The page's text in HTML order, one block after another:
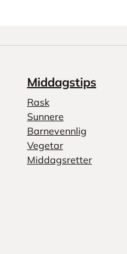
Middagstips
Rask
Sunnere
Barnevennlig
Vegetar
Middagsretter